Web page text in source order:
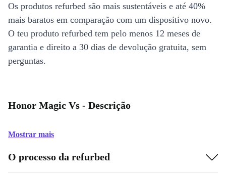
Os produtos refurbed são mais sustentáveis e até 40%
mais baratos em comparação com um dispositivo novo.
O teu produto refurbed tem pelo menos 12 meses de
garantia e direito a 30 dias de devolução gratuita, sem
perguntas.
Honor Magic Vs - Descrição
Mostrar mais
O processo da refurbed